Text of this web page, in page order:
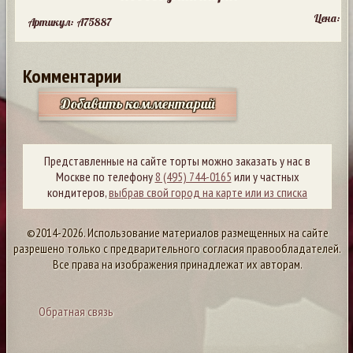
Артикул: A75887 Цена:
Комментарии
Добавить комментарий
Представленные на сайте торты можно заказать у нас в
Москве по телефону8 (495) 744-0165 или у частных
кондитеров,выбрав свой город на карте или из списка
©2014-2026. Использование материалов размещенных на сайте
разрешено только с предварительного согласия правообладателей.
Все права на изображения принадлежат их авторам.
Обратная связь